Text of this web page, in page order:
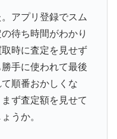
アプリ登録でスム
待ち時間がわかり
時に査定を見せず
手に使われて最後
順番おかしくな
ず査定額を見せて
うか。